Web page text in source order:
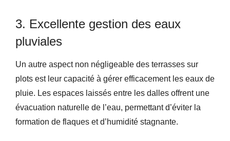
3. Excellente gestion des eaux
pluviales
Un autre aspect non négligeable des terrasses sur
plots est leur capacité à gérer efficacement les eaux de
pluie. Les espaces laissés entre les dalles offrent une
évacuation naturelle de l’eau, permettant d’éviter la
formation de flaques et d’humidité stagnante.